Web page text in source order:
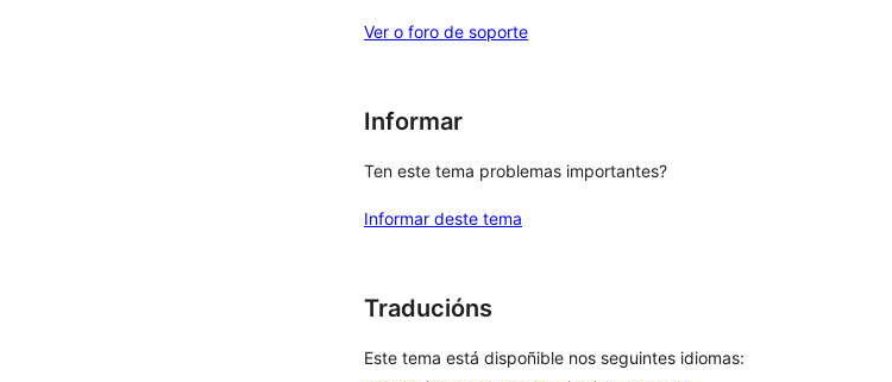
Ver o foro de soporte
Informar
Ten este tema problemas importantes?
Informar deste tema
Traducións
Este tema está dispoñible nos seguintes idiomas: